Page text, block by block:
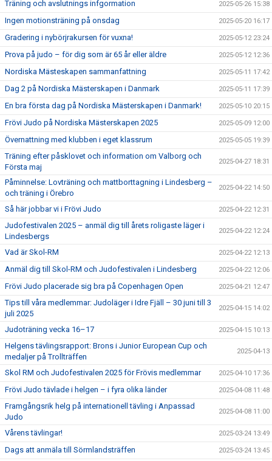
Träning och avslutnings infgormation 2025-05-26 15:38
Ingen motionsträning på onsdag 2025-05-20 16:17
Gradering i nybörjrakursen för vuxna! 2025-05-12 23:24
Prova på judo – för dig som är 65 år eller äldre 2025-05-12 12:36
Nordiska Mästeskapen sammanfattning 2025-05-11 17:42
Dag 2 på Nordiska Mästerskapen i Danmark 2025-05-11 17:39
En bra första dag på Nordiska Mästerskapen i Danmark! 2025-05-10 20:15
Frövi Judo på Nordiska Mästerskapen 2025 2025-05-09 12:00
Övernattning med klubben i eget klassrum 2025-05-05 19:39
Träning efter påsklovet och information om Valborg och
Första maj
2025-04-27 18:31
Påminnelse: Lovträning och mattborttagning i Lindesberg –
och träning i Örebro
2025-04-22 14:50
Så här jobbar vi i Frövi Judo 2025-04-22 12:31
Judofestivalen 2025 – anmäl dig till årets roligaste läger i
Lindesbergs
2025-04-22 12:24
Vad är Skol-RM 2025-04-22 12:13
Anmäl dig till Skol-RM och Judofestivalen i Lindesberg 2025-04-22 12:06
Frövi Judo placerade sig bra på Copenhagen Open 2025-04-21 12:47
Tips till våra medlemmar: Judoläger i Idre Fjäll – 30 juni till 3
juli 2025
2025-04-15 14:02
Judoträning vecka 16–17 2025-04-15 10:13
Helgens tävlingsrapport: Brons i Junior European Cup och
medaljer på Trollträffen
2025-04-13
Skol RM och Judofestivalen 2025 för Frövis medlemmar 2025-04-10 17:36
Frövi Judo tävlade i helgen – i fyra olika länder 2025-04-08 11:48
Framgångsrik helg på internationell tävling i Anpassad
Judo
2025-04-08 11:00
Vårens tävlingar! 2025-03-24 13:49
Dags att anmäla till Sörmlandsträffen 2025-03-24 13:45